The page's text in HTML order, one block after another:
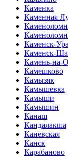
Каменка
Каменная
Каменск-
Каменск-
Камень-на-
Камешково
Камызяк
Камышевка
Камыши
Камышин
Канаш
Кандалакша
Каневская
Канск
Карабаново